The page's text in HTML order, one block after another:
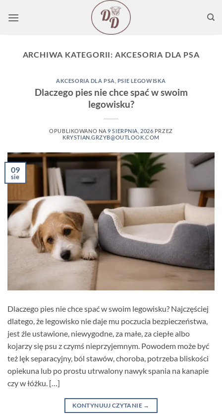
ARCHIWA KATEGORII: AKCESORIA DLA PSA
AKCESORIA DLA PSA PSIE LEGOWISKA
Dlaczego pies nie chce spać w swoim
legowisku?
OPUBLIKOWANO NA9 SIERPNIA, 2026 PRZEZ
KRYSTIAN.GRZYB@OUTLOOK.COM
09
sie
Dlaczego pies nie chce spać w swoim legowisku? Najczęściej
dlatego, że legowisko nie daje mu poczucia bezpieczeństwa,
jest źle ustawione, niewygodne, za małe, za ciepłe albo
kojarzy się psu z czymś nieprzyjemnym. Powodem może być
też lęk separacyjny, ból stawów, choroba, potrzeba bliskości
opiekuna lub po prostu utrwalony nawyk spania na kanapie
czy w łóżku. […]
KONTYNUUJ CZYTANIE →